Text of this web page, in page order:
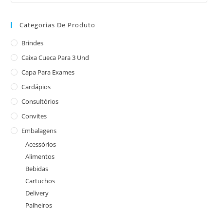
Categorias De Produto
Brindes
Caixa Cueca Para 3 Und
Capa Para Exames
Cardápios
Consultórios
Convites
Embalagens
Acessórios
Alimentos
Bebidas
Cartuchos
Delivery
Palheiros